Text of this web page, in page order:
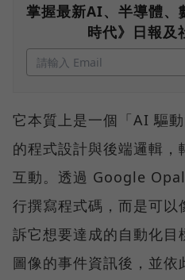
掌握最新AI、半導體、
時代》日報及
它本質上是一個「AI 驅
的程式設計與後端邏輯，
互動。透過 Google
行撰寫程式碼，而是可以
訴它想要達成的自動化目
圖像的事件資訊後，並